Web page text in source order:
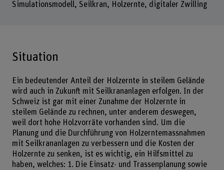
Simulationsmodell, Seilkran, Holzernte, digitaler Zwilling
Situation
Ein bedeutender Anteil der Holzernte in steilem Gelände
wird auch in Zukunft mit Seilkrananlagen erfolgen. In der
Schweiz ist gar mit einer Zunahme der Holzernte in
steilem Gelände zu rechnen, unter anderem deswegen,
weil dort hohe Holzvorräte vorhanden sind. Um die
Planung und die Durchführung von Holzerntemassnahmen
mit Seilkrananlagen zu verbessern und die Kosten der
Holzernte zu senken, ist es wichtig, ein Hilfsmittel zu
haben, welches: 1. Die Einsatz- und Trassenplanung sowie